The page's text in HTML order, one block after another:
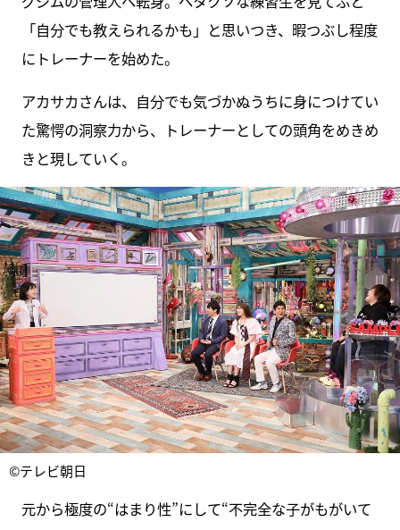
「自分でも教えられるかも」と思いつき、暇つぶし程度
にトレーナーを始めた。
アカサカさんは、自分でも気づかぬうちに身につけてい
た驚愕の洞察力から、トレーナーとしての頭角をめきめ
きと現していく。
©テレビ朝日
元から極度の“はまり性”にして“不完全な子がもがいて